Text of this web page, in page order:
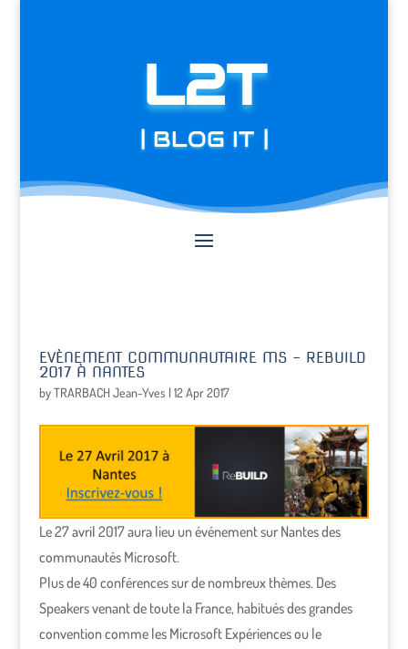
L2T
| BLOG IT |
EVÈNEMENT COMMUNAUTAIRE MS – REBUILD
2017 À NANTES
byTRARBACH Jean-Yves | 12 Apr 2017
Le 27 avril 2017 aura lieu un événement sur Nantes des
communautés Microsoft.
Plus de 40 conférences sur de nombreux thèmes. Des
Speakers venant de toute la France, habitués des grandes
convention comme les Microsoft Expériences ou le